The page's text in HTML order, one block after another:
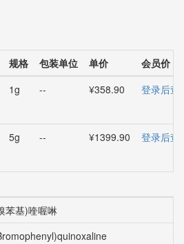
规格 包装单位 单价
会员价
1g -- ¥358.90 登录后查
5g -- ¥1399.90 登录后查
苯基)喹喔啉